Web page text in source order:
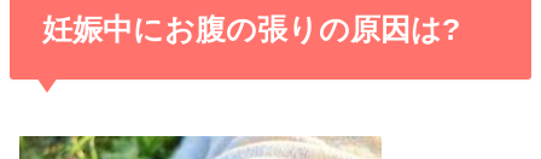
妊娠中にお腹の張りの原因は?